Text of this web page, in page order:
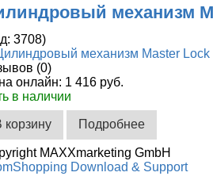
механизм
3708)
(0)
онлайн: 1 416 руб.
в наличии
корзину Подробнее
MAXXmarketing GmbH
Download & Support